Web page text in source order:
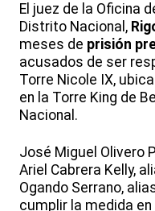
El juez de la Oficina
Distrito Nacional,
meses de prisión
acusados de ser
Torre Nicole IX,
en la Torre King de
Nacional.
José Miguel Olivero
Ariel Cabrera Kelly,
Ogando Serrano,
cumplir la medida